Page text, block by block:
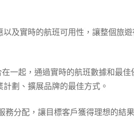
及實時的航班可用性，讓整個旅
一起，通過實時的航班數據和最佳
劃、擴展品牌的最佳方式。
務分配，讓目標客戶獲得理想的結